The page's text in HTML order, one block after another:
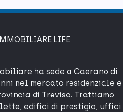
LIFE
ha sede a Caerano di
nel mercato residenziale e
di Treviso. Trattiamo
edifici di prestigio, uffici